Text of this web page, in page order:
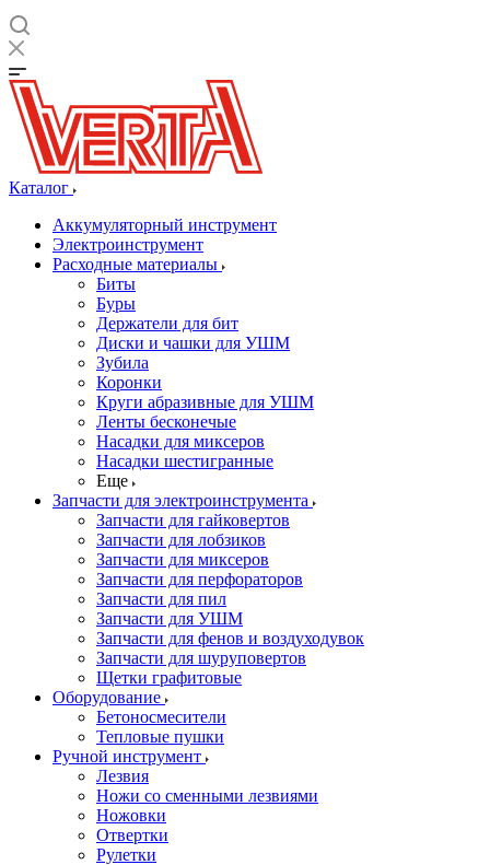
Каталог
Аккумуляторный инструмент
Электроинструмент
Расходные материалы
Биты
Буры
Держатели для бит
Диски и чашки для УШМ
Зубила
Коронки
Круги абразивные для УШМ
Ленты бесконечые
Насадки для миксеров
Насадки шестигранные
Еще
Запчасти для электроинструмента
Запчасти для гайковертов
Запчасти для лобзиков
Запчасти для миксеров
Запчасти для перфораторов
Запчасти для пил
Запчасти для УШМ
Запчасти для фенов и воздуходувок
Запчасти для шуруповертов
Щетки графитовые
Оборудование
Бетоносмесители
Тепловые пушки
Ручной инструмент
Лезвия
Ножи со сменными лезвиями
Ножовки
Отвертки
Рулетки